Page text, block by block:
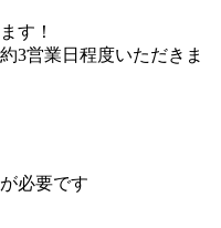
す！
3営業日程度いただきま
必要です